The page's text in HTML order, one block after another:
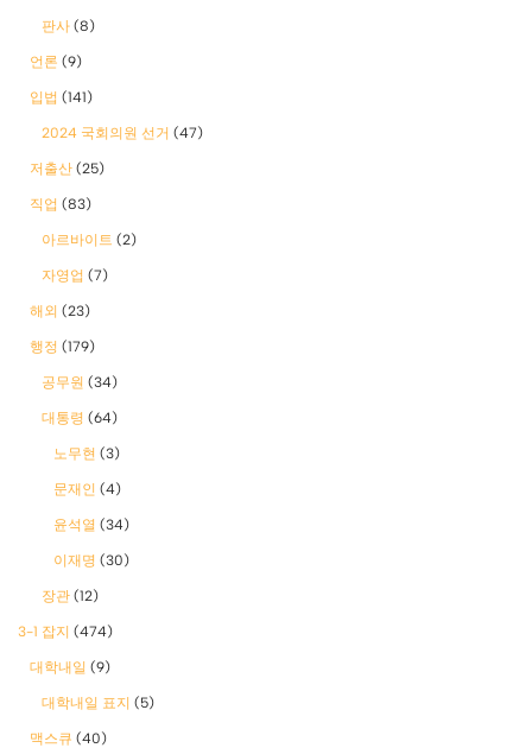
판사 (8)
언론 (9)
입법 (141)
2024 국회의원 선거 (47)
저출산 (25)
직업 (83)
아르바이트 (2)
자영업 (7)
해외 (23)
행정 (179)
공무원 (34)
대통령 (64)
노무현 (3)
문재인 (4)
윤석열 (34)
이재명 (30)
장관 (12)
3-1 잡지 (474)
대학내일 (9)
대학내일 표지 (5)
맥스큐 (40)